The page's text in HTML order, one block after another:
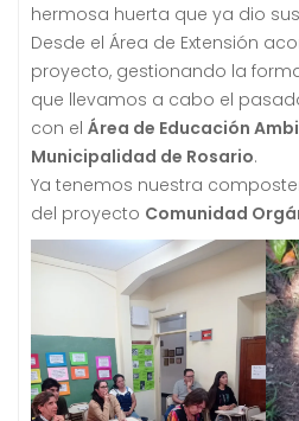
hermosa huerta que ya dio
Desde el Área de Extensión
proyecto, gestionando la
que llevamos a cabo el
con el Área de Educación
Municipalidad de Rosario.
Ya tenemos nuestra
del proyecto Comunidad